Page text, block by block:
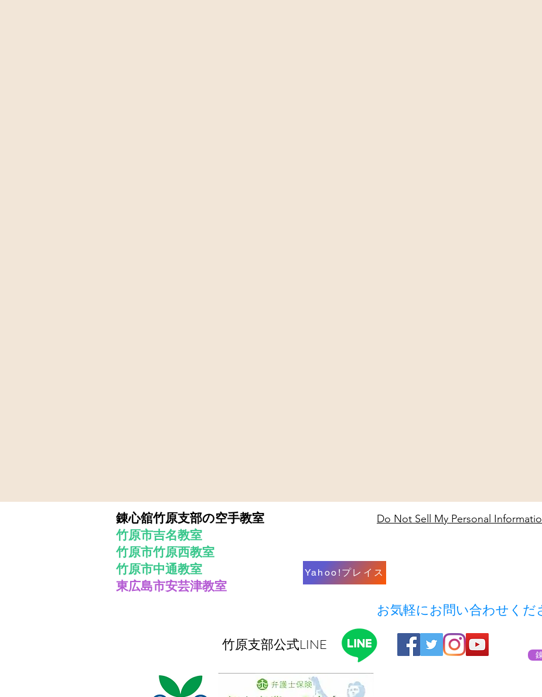
錬心舘竹原支部の空手教室
竹原市吉名教室
竹原市竹原西教室
​竹原市中通教室
東広島市安芸津教室
Do Not Sell My Personal
Yahoo!プレイス
お気軽にお問い合わせくだ
​竹原支部公式LINE